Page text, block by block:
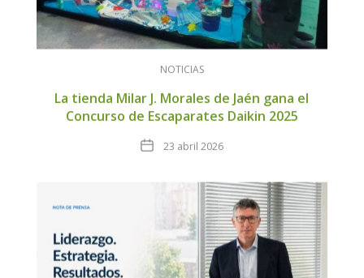
NOTICIAS
La tienda Milar J. Morales de Jaén gana el
Concurso de Escaparates Daikin 2025
Fecha23 abril 2026